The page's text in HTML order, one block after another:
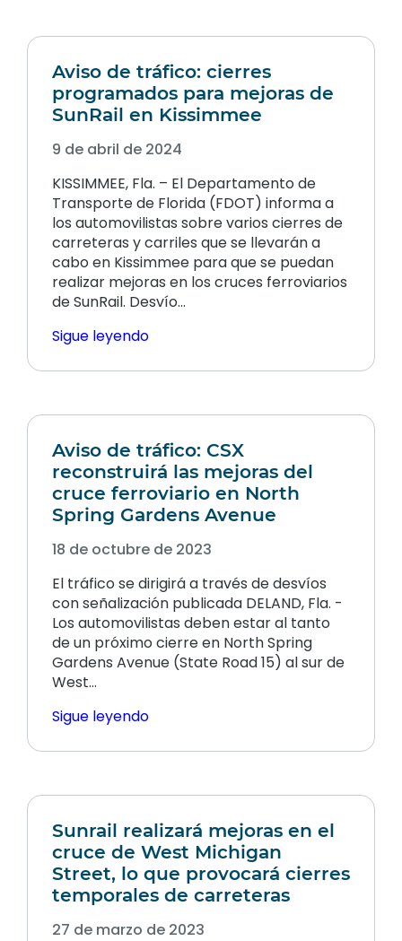
Aviso de tráfico: cierres
programados para mejoras de
SunRail en Kissimmee
9 de abril de 2024
KISSIMMEE, Fla. – El Departamento de
Transporte de Florida (FDOT) informa a
los automovilistas sobre varios cierres de
carreteras y carriles que se llevarán a
cabo en Kissimmee para que se puedan
realizar mejoras en los cruces ferroviarios
de SunRail. Desvío…
Sigue leyendo
Aviso de tráfico: CSX
reconstruirá las mejoras del
cruce ferroviario en North
Spring Gardens Avenue
18 de octubre de 2023
El tráfico se dirigirá a través de desvíos
con señalización publicada DELAND, Fla. -
Los automovilistas deben estar al tanto
de un próximo cierre en North Spring
Gardens Avenue (State Road 15) al sur de
West...
Sigue leyendo
Sunrail realizará mejoras en el
cruce de West Michigan
Street, lo que provocará cierres
temporales de carreteras
27 de marzo de 2023